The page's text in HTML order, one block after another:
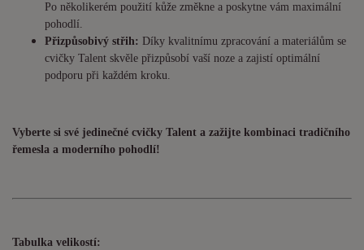
Po několikerém použití kůže změkne a poskytne vám maximální
pohodlí.
Přizpůsobivý střih: Díky kvalitnímu zpracování a materiálům se
cvičky Talent skvěle přizpůsobí vaší noze a zajistí optimální
podporu při každém kroku.
Vyberte si své jedinečné cvičky Talent a zažijte kombinaci tradičního
řemesla a moderního pohodlí!
Tabulka velikostí: